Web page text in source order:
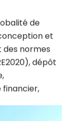
et
normes
dépôt